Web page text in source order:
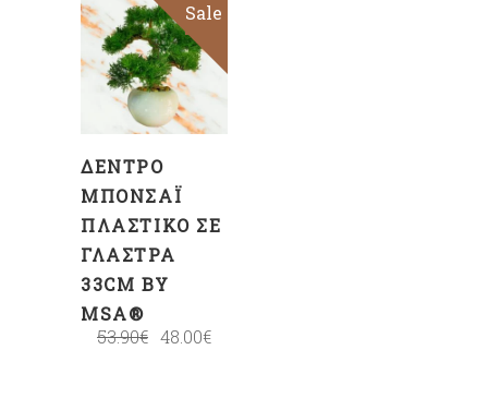
Sale
ΠΡΟΣΘΉΚΗ
ΣΤΟ
ΚΑΛΆΘΙ
ΔΈΝΤΡΟ
ΜΠΟΝΣΆΙ
ΠΛΑΣΤΙΚΌ ΣΕ
ΓΛΆΣΤΡΑ
33CM BY
MSA®
53.90€ 48.00€